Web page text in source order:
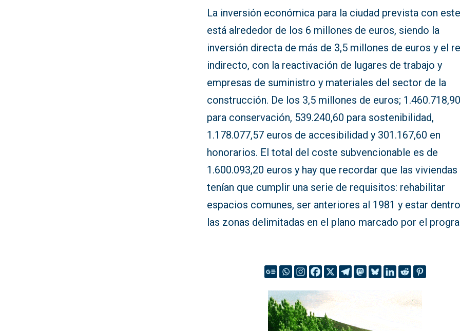
La inversión económica para la ciudad prevista con
está alrededor de los 6 millones de euros, siendo la
inversión directa de más de 3,5 millones de euros y el
indirecto, con la reactivación de lugares de trabajo y
empresas de suministro y materiales del sector de la
construcción. De los 3,5 millones de euros;
para conservación, 539.240,60 para sostenibilidad,
1.178.077,57 euros de accesibilidad y 301.167,60 en
honorarios. El total del coste subvencionable es de
1.600.093,20 euros y hay que recordar que las viviendas
tenían que cumplir una serie de requisitos: rehabilitar
espacios comunes, ser anteriores al 1981 y estar
las zonas delimitadas en el plano marcado por el